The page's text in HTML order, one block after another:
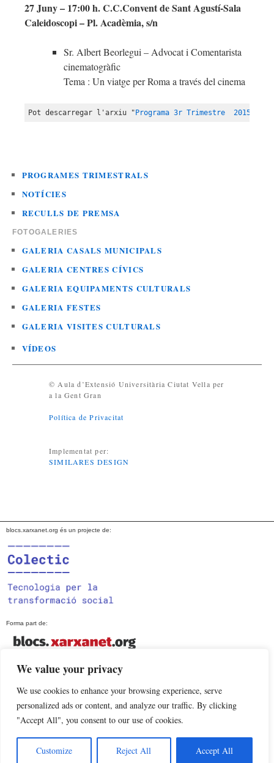
We value your privacy
We use cookies to enhance your browsing experience, serve
personalized ads or content, and analyze our traffic. By clicking
"Accept All", you consent to our use of cookies.
Customize Reject All Accept All
27 Juny – 17:00 h. C.C.Convent de Sant Agustí-Sala
Caleidoscopi – Pl. Acadèmia, s/n
Sr. Albert Beorlegui – Advocat i Comentarista
cinematogràfic
Tema : Un viatge per Roma a través del cinema
Pot descarregar l'arxiu " Programa 3r Trimestre  2015-2016
PROGRAMES TRIMESTRALS
NOTÍCIES
RECULLS DE PREMSA
FOTOGALERIES
GALERIA CASALS MUNICIPALS
GALERIA CENTRES CÍVICS
GALERIA EQUIPAMENTS CULTURALS
GALERIA FESTES
GALERIA VISITES CULTURALS
VÍDEOS
© Aula d’Extensió Universitària Ciutat Vella per
a la Gent Gran
Política de Privacitat
Implementat per:
SIMILARES DESIGN
blocs.xarxanet.org és un projecte de:
Forma part de:
Amb el suport de: